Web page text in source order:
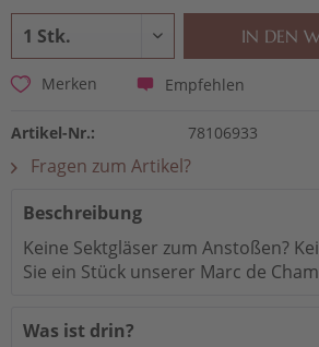
IN DEN
Merken Empfehlen
Artikel-Nr.: 78106933
Fragen zum Artikel?
Beschreibung
Keine Sektgläser zum Anstoßen?
Sie ein Stück unserer Marc de
Was ist drin?